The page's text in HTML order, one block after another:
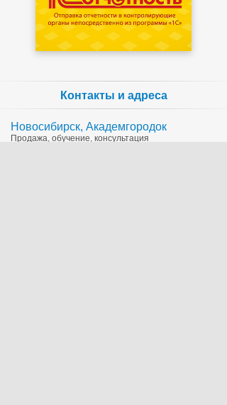
Контакты и адреса
Новосибирск, Академгородок
Продажа, обучение, консультация